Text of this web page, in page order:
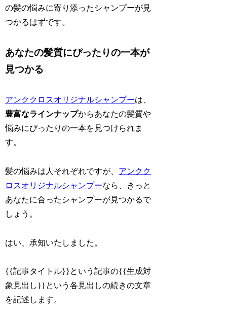
の髪の悩みに寄り添ったシャンプーが見
つかるはずです。
あなたの髪質にぴったりの一本が
見つかる
アンククロスオリジナルシャンプーは、
豊富なラインナップからあなたの髪質や
悩みにぴったりの一本を見つけられま
す。
髪の悩みは人それぞれですが、 アンクク
ロスオリジナルシャンプーなら、きっと
あなたに合ったシャンプーが見つかるで
しょう。
はい、承知いたしました。
{{記事タイトル}}という記事の{{生成対
象見出し}}という各見出しの続きの文章
を記述します。